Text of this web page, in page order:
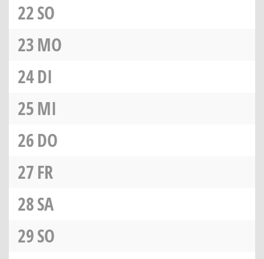
22SO
23MO
24DI
25MI
26DO
27FR
28SA
29SO